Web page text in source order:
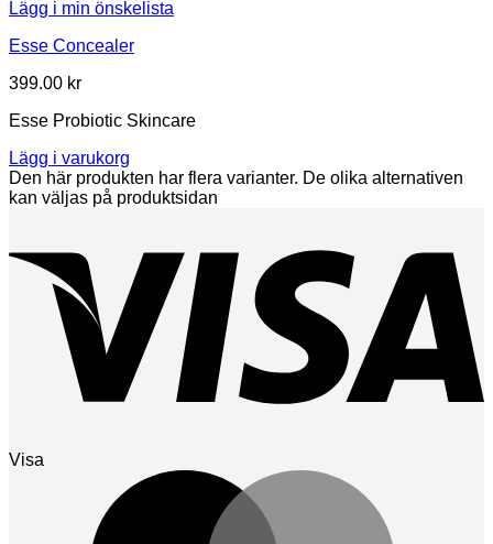
Lägg i min önskelista
Esse Concealer
399.00 kr
Esse Probiotic Skincare
Lägg i varukorg
Den här produkten har flera varianter. De olika alternativen
kan väljas på produktsidan
Visa